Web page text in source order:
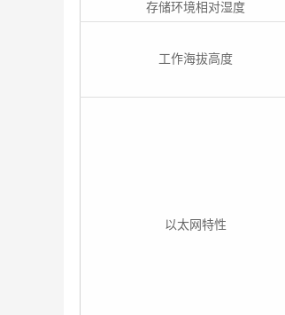
存储环境相对湿度
工作海拔高度
以太网特性